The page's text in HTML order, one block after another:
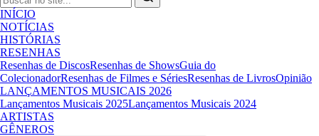
INÍCIO
NOTÍCIAS
HISTÓRIAS
RESENHAS
Resenhas de DiscosResenhas de ShowsGuia do
ColecionadorResenhas de Filmes e SériesResenhas de LivrosOpinião
LANÇAMENTOS MUSICAIS 2026
Lançamentos Musicais 2025Lançamentos Musicais 2024
ARTISTAS
GÊNEROS